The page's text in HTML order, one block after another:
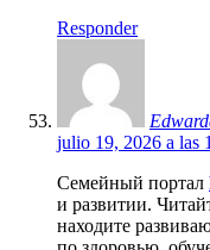
Responder
julio 19, 2026 a las
Семейный портал
и развитии.
находите